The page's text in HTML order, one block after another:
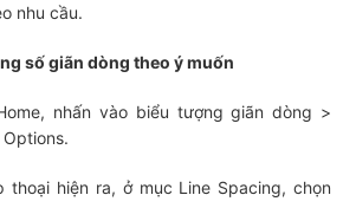
nhu cầu.
số giãn dòng theo ý muốn
nhấn vào biểu tượng giãn dòng >
thoại hiện ra, ở mục Line Spacing, chọn